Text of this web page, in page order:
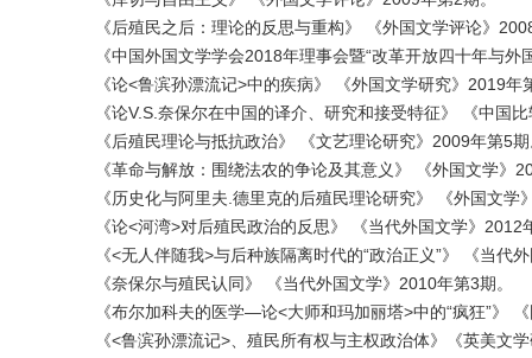
《后殖民之后：理论的反思与重构》 《外国文学评论》
《中国外国文学学会2018年理事会暨“改革开放四十年与
《论<鲁滨孙漂流记>中的疾病》 《外国文学研究》2019年
《论V.S.奈保尔在中国的译介、研究和接受特征》 《中国
《后殖民理论与抵抗政治》 《文艺理论研究》2009年第5
《革命与解放：围绕法农的争论及其意义》 《外国文学》
《历史化与阿里夫.德里克的后殖民理论研究》 《外国文学
《论<河湾>对后殖民政治的反思》 《当代外国文学》2012
《<无人伴随我>与后种族隔离时代的“政治正义”》 《当代
《奈保尔与殖民认同》 《当代外国文学》2010年第3期。
《布尔加科夫的医学—论<大师和玛加丽塔>中的“疯狂”》
《<鲁滨孙漂流记>、殖民所有权与主权政治体》《英美文